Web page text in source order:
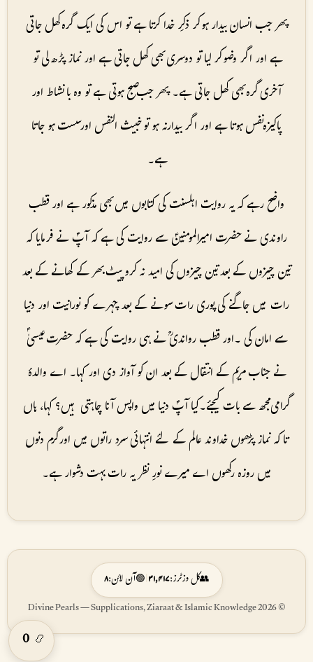
پھر جب انسان بیدار ہو کر ذکرِ خدا کرتا ہے تو اس کی ایک گرہ کھل جاتی
ہے اور اگر وضو کر لیا تو دوسری بھی کھل جاتی ہے اور نماز پڑھ لی تو
آخری گرہ بھی کھل جاتی ہے۔ پھر جب صبح ہوتی ہے تو وہ با نشاط اور
پاکیزہ نفس ہوتا ہے اور اگر بیدارنہ ہو تو خبیث النفس اور سست ہو جاتا
ہے۔
واضح رہے کہ یہ روایت اہلسنت کی کتابوں میں بھی مذکور ہے اور قطب
راوندی نے حضرت امیرالمومنینؑ سے روایت کی ہے کہ آپؑ نے فرمایا کہ
تین چیزوں کے بعد تین چیزوں کی امید نہ کرو پیٹ بھر کے کھانے کے بعد
رات میں جاگنے کی پوری رات سونے کے بعد چہرے کو نورانیت اور دنیا
سے امان کی ۔اور قطب رواندیؒ نے ہی روایت کی ہے کہ حضرت عیسیٰؑ
نے جناب مریم کے انتقال کے بعد ان کو آواز دی اور کہا۔ اے والدۂ
گرامی مجھ سے بات کیجئے۔کیا آپؑ دنیا میں واپس آنا چاہتی ہیں؟ کہا، ہاں
تا کہ نماز پڑھوں خداوند عالم کے لئے انتہائی سرد راتوں میں اور گرم دنوں
میں روزہ رکھوں اے میرے نورِ نظر یہ رات بہت دشوار ہے۔
👥کل وزٹرز:۳۱,۴۱۷🟢آن لائن:۸
© 2026 Divine Pearls — Supplications, Ziaraat & Islamic Knowledge
📿
0